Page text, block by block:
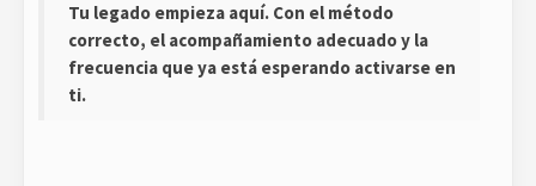
Tu legado empieza aquí. Con el método
correcto, el acompañamiento adecuado y la
frecuencia que ya está esperando activarse en
ti.